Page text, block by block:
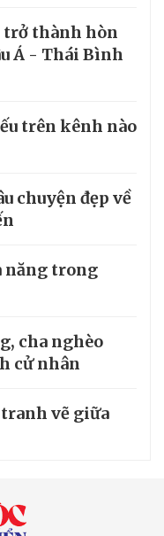
trở thành hòn
Á - Thái Bình
trên kênh nào
chuyện đẹp về
năng trong
cha nghèo
cử nhân
vẽ giữa